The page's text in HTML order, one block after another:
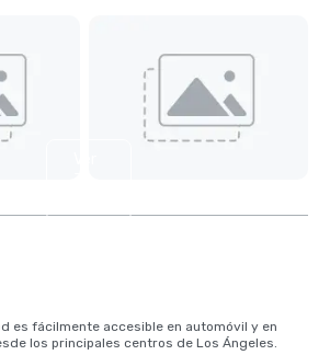
es fácilmente accesible en automóvil y en
los principales centros de Los Ángeles.